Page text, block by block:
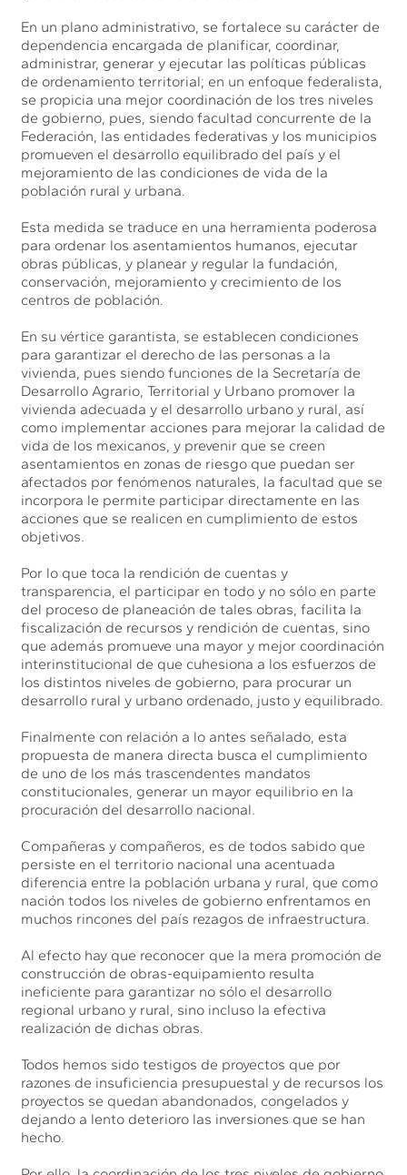
En un plano administrativo, se fortalece su carácter de
dependencia encargada de planificar, coordinar,
administrar, generar y ejecutar las políticas públicas
de ordenamiento territorial; en un enfoque federalista,
se propicia una mejor coordinación de los tres niveles
de gobierno, pues, siendo facultad concurrente de la
Federación, las entidades federativas y los municipios
promueven el desarrollo equilibrado del país y el
mejoramiento de las condiciones de vida de la
población rural y urbana.
Esta medida se traduce en una herramienta poderosa
para ordenar los asentamientos humanos, ejecutar
obras públicas, y planear y regular la fundación,
conservación, mejoramiento y crecimiento de los
centros de población.
En su vértice garantista, se establecen condiciones
para garantizar el derecho de las personas a la
vivienda, pues siendo funciones de la Secretaría de
Desarrollo Agrario, Territorial y Urbano promover la
vivienda adecuada y el desarrollo urbano y rural, así
como implementar acciones para mejorar la calidad de
vida de los mexicanos, y prevenir que se creen
asentamientos en zonas de riesgo que puedan ser
afectados por fenómenos naturales, la facultad que se
incorpora le permite participar directamente en las
acciones que se realicen en cumplimiento de estos
objetivos.
Por lo que toca la rendición de cuentas y
transparencia, el participar en todo y no sólo en parte
del proceso de planeación de tales obras, facilita la
fiscalización de recursos y rendición de cuentas, sino
que además promueve una mayor y mejor coordinación
interinstitucional de que cuhesiona a los esfuerzos de
los distintos niveles de gobierno, para procurar un
desarrollo rural y urbano ordenado, justo y equilibrado.
Finalmente con relación a lo antes señalado, esta
propuesta de manera directa busca el cumplimiento
de uno de los más trascendentes mandatos
constitucionales, generar un mayor equilibrio en la
procuración del desarrollo nacional.
Compañeras y compañeros, es de todos sabido que
persiste en el territorio nacional una acentuada
diferencia entre la población urbana y rural, que como
nación todos los niveles de gobierno enfrentamos en
muchos rincones del país rezagos de infraestructura.
Al efecto hay que reconocer que la mera promoción de
construcción de obras-equipamiento resulta
ineficiente para garantizar no sólo el desarrollo
regional urbano y rural, sino incluso la efectiva
realización de dichas obras.
Todos hemos sido testigos de proyectos que por
razones de insuficiencia presupuestal y de recursos los
proyectos se quedan abandonados, congelados y
dejando a lento deterioro las inversiones que se han
hecho.